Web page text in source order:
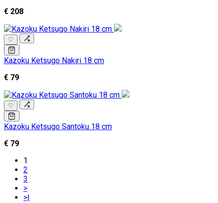
€ 208
♡
Kazoku Ketsugo Nakiri 18 cm
€ 79
♡
Kazoku Ketsugo Santoku 18 cm
€ 79
1
2
3
>
>|